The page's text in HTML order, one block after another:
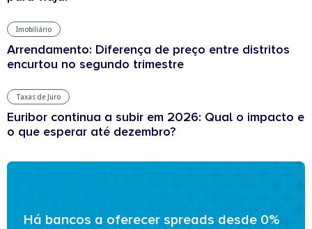
Imobiliário
Arrendamento: Diferença de preço entre distritos
encurtou no segundo trimestre
Taxas de Juro
Euribor continua a subir em 2026: Qual o impacto e
o que esperar até dezembro?
Há bancos a oferecer spreads desde 0%